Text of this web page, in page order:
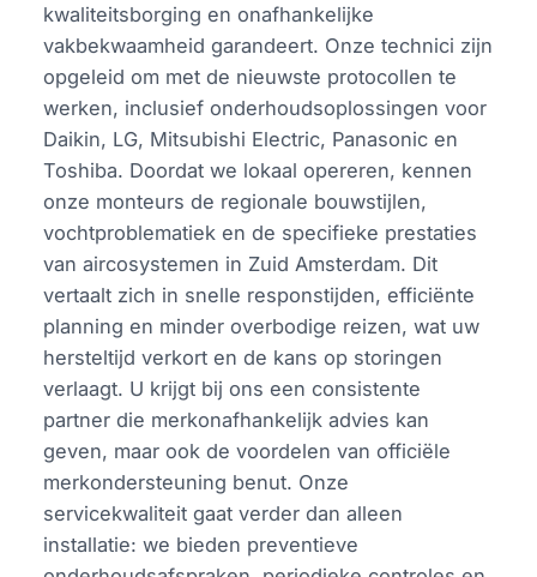
kwaliteitsborging en onafhankelijke
vakbekwaamheid garandeert. Onze technici zijn
opgeleid om met de nieuwste protocollen te
werken, inclusief onderhoudsoplossingen voor
Daikin, LG, Mitsubishi Electric, Panasonic en
Toshiba. Doordat we lokaal opereren, kennen
onze monteurs de regionale bouwstijlen,
vochtproblematiek en de specifieke prestaties
van aircosystemen in Zuid Amsterdam. Dit
vertaalt zich in snelle responstijden, efficiënte
planning en minder overbodige reizen, wat uw
hersteltijd verkort en de kans op storingen
verlaagt. U krijgt bij ons een consistente
partner die merkonafhankelijk advies kan
geven, maar ook de voordelen van officiële
merkondersteuning benut. Onze
servicekwaliteit gaat verder dan alleen
installatie: we bieden preventieve